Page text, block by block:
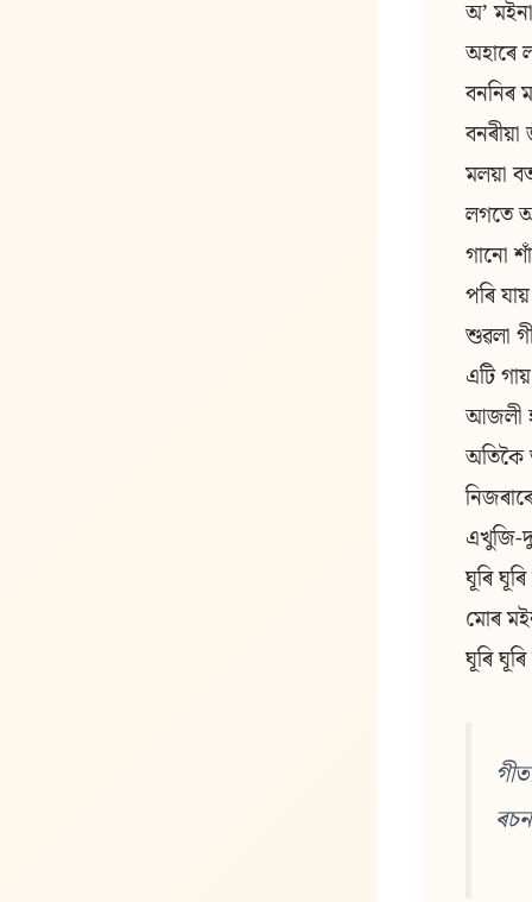
অ’
অহাৰে
বননিৰ
মলয়া
লগতে
গানো
পৰি যায়
শুৱলা
এটি
আজলী
অতিকৈ
এখুজি-
ঘূৰি
মোৰ
ঘূৰি